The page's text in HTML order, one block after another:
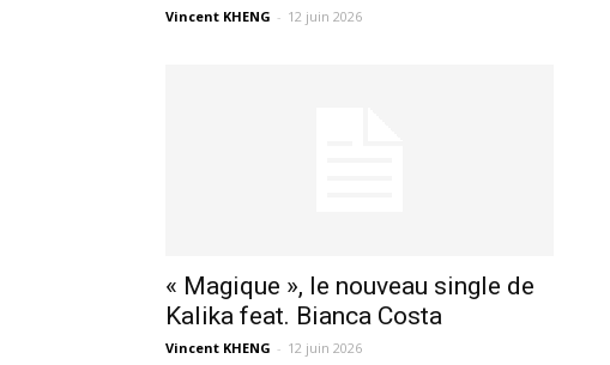
Vincent KHENG - 12 juin 2026
« Magique », le nouveau single de
Kalika feat. Bianca Costa
Vincent KHENG - 12 juin 2026